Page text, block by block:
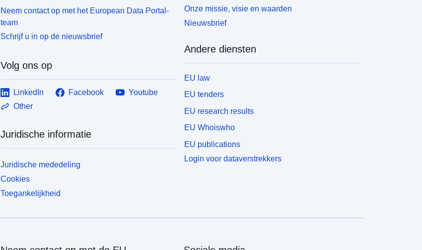
Neem contact op met het European Data Portal-
team
Schrijf u in op de nieuwsbrief
Volg ons op
LinkedIn Facebook
Youtube
Other
Juridische informatie
Juridische mededeling
Cookies
Toegankelijkheid
Onze missie, visie en waarden
Nieuwsbrief
Andere diensten
EU law
EU tenders
EU research results
EU Whoiswho
EU publications
Login voor dataverstrekkers